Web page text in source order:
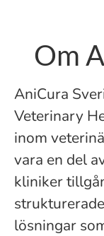
Om
AniCura
Veterinary
inom
vara en del
kliniker
lösningar